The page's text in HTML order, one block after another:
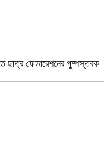
ছাত্র ফেডারেশনের পুষ্পস্তবক